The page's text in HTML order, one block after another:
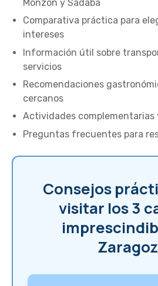
Monzón y Sádaba
Comparativa práctica para
intereses
Información útil sobre
servicios
Recomendaciones
cercanos
Actividades
Preguntas frecuentes para
Consejos
visitar los 3